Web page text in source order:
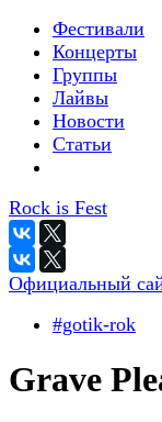
Фестивали
Концерты
Группы
Лайвы
Новости
Статьи
Rock is Fest
Официальный
#gotik-rok
Grave